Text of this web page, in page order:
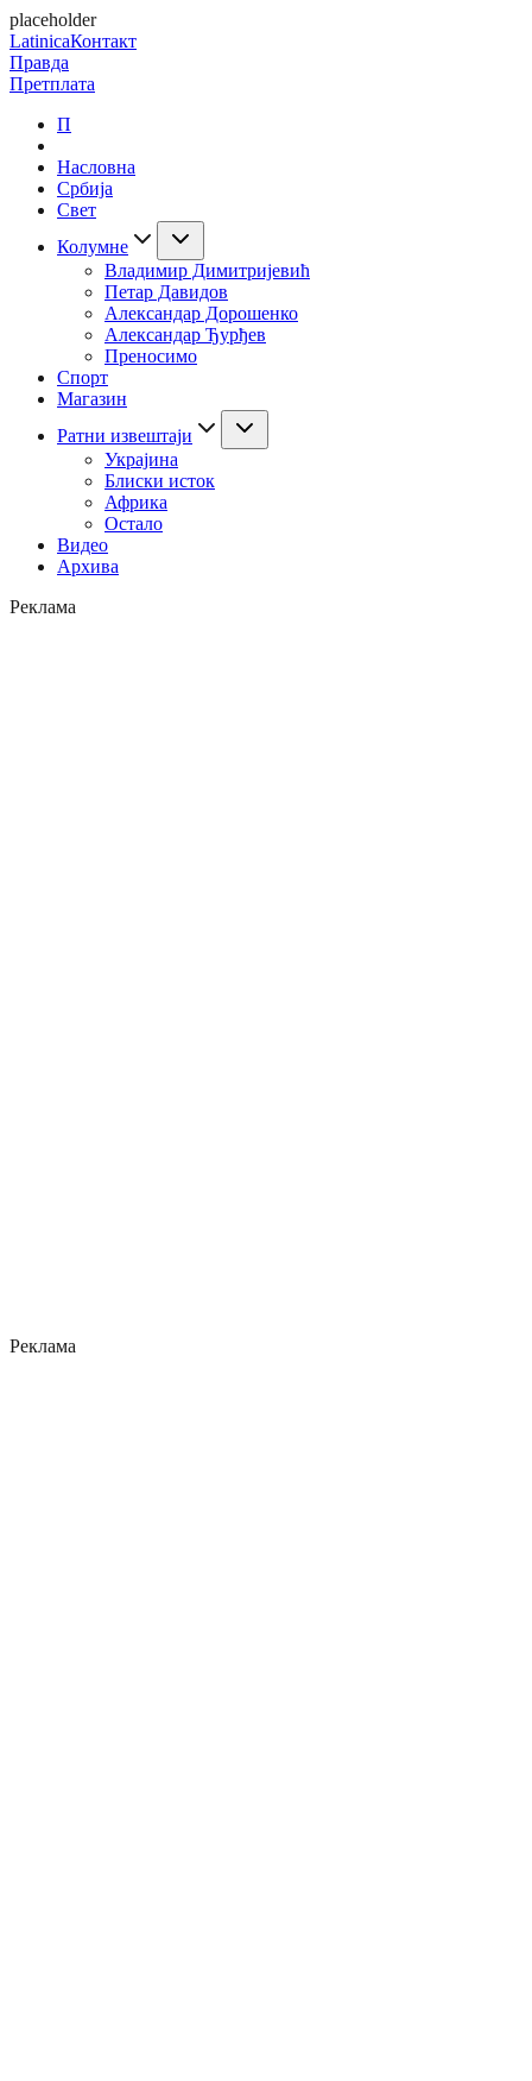
placeholder
LatinicaКонтакт
Правда
Претплата
П
Насловна
Србија
Свет
Колумне
Владимир Димитријевић
Петар Давидов
Александар Дорошенко
Александар Ђурђев
Преносимо
Спорт
Магазин
Ратни извештаји
Украјина
Блиски исток
Африка
Остало
Видео
Архива
Реклама
Реклама